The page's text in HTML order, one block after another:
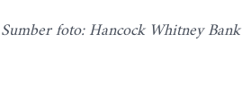
Sumber foto: Hancock Whitney Bank